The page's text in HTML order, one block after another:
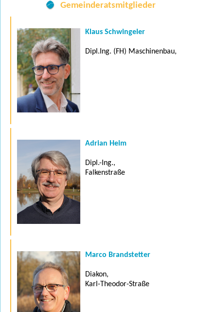
Gemeinderatsmitglieder
Klaus Schwingeler
Dipl.Ing. (FH) Maschinenbau,
Adrian Heim
Dipl.-Ing.,
Falkenstraße
Marco Brandstetter
Diakon,
Karl-Theodor-Straße